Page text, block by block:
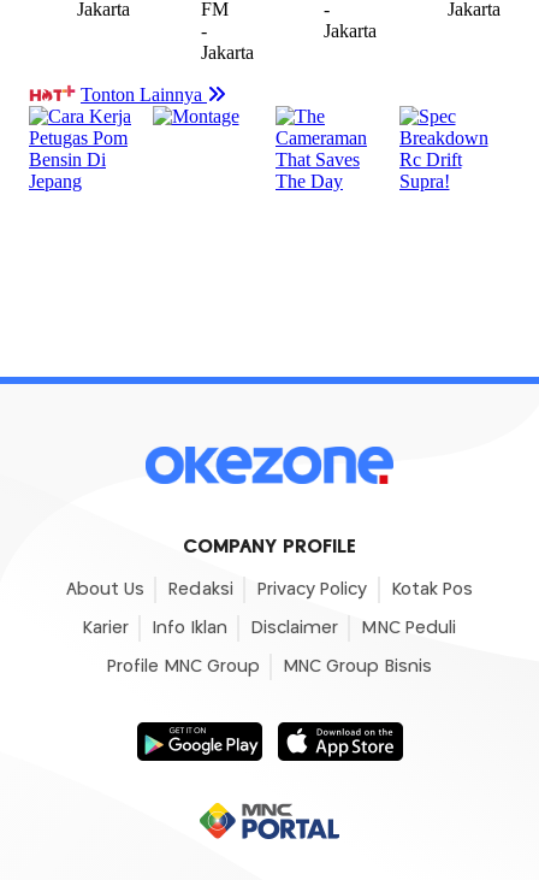
COMPANY PROFILE
About Us Redaksi Privacy Policy Kotak Pos
Karier Info Iklan Disclaimer MNC Peduli
Profile MNC Group MNC Group Bisnis